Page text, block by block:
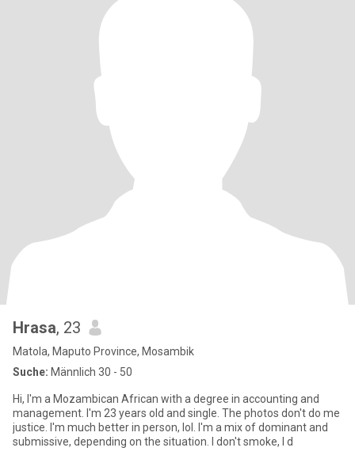
Hrasa, 23
Matola, Maputo Province, Mosambik
Suche: Männlich 30 - 50
Hi, I'm a Mozambican African with a degree in accounting and
management. I'm 23 years old and single. The photos don't do me
justice. I'm much better in person, lol. I'm a mix of dominant and
submissive, depending on the situation. I don't smoke, I d